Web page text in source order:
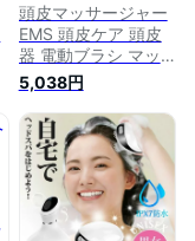
頭皮マッサージャー
EMS 頭皮ケア 頭皮
器 電動ブラシ マッ
サージ機 頭皮 電動
頭皮ブラシ ヘッドス
パ 電気針ヘッドスパ
ヘッドマッサージャ
ー 効果 電動頭皮 頭
皮エステ 美容 スカ
ルプケア 頭皮エステ
赤・青光照射版 IPX7
5,038円